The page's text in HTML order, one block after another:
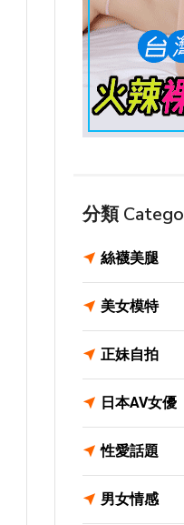
分類
絲襪美腿
美女模特
正妹自拍
日本AV女優
性愛話題
男女情感